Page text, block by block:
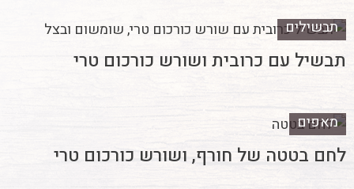
תבשילים
תבשיל עם כרובית ושורש כורכום טרי
מאפים
לחם בטטה של חורף, ושורש כורכום טרי